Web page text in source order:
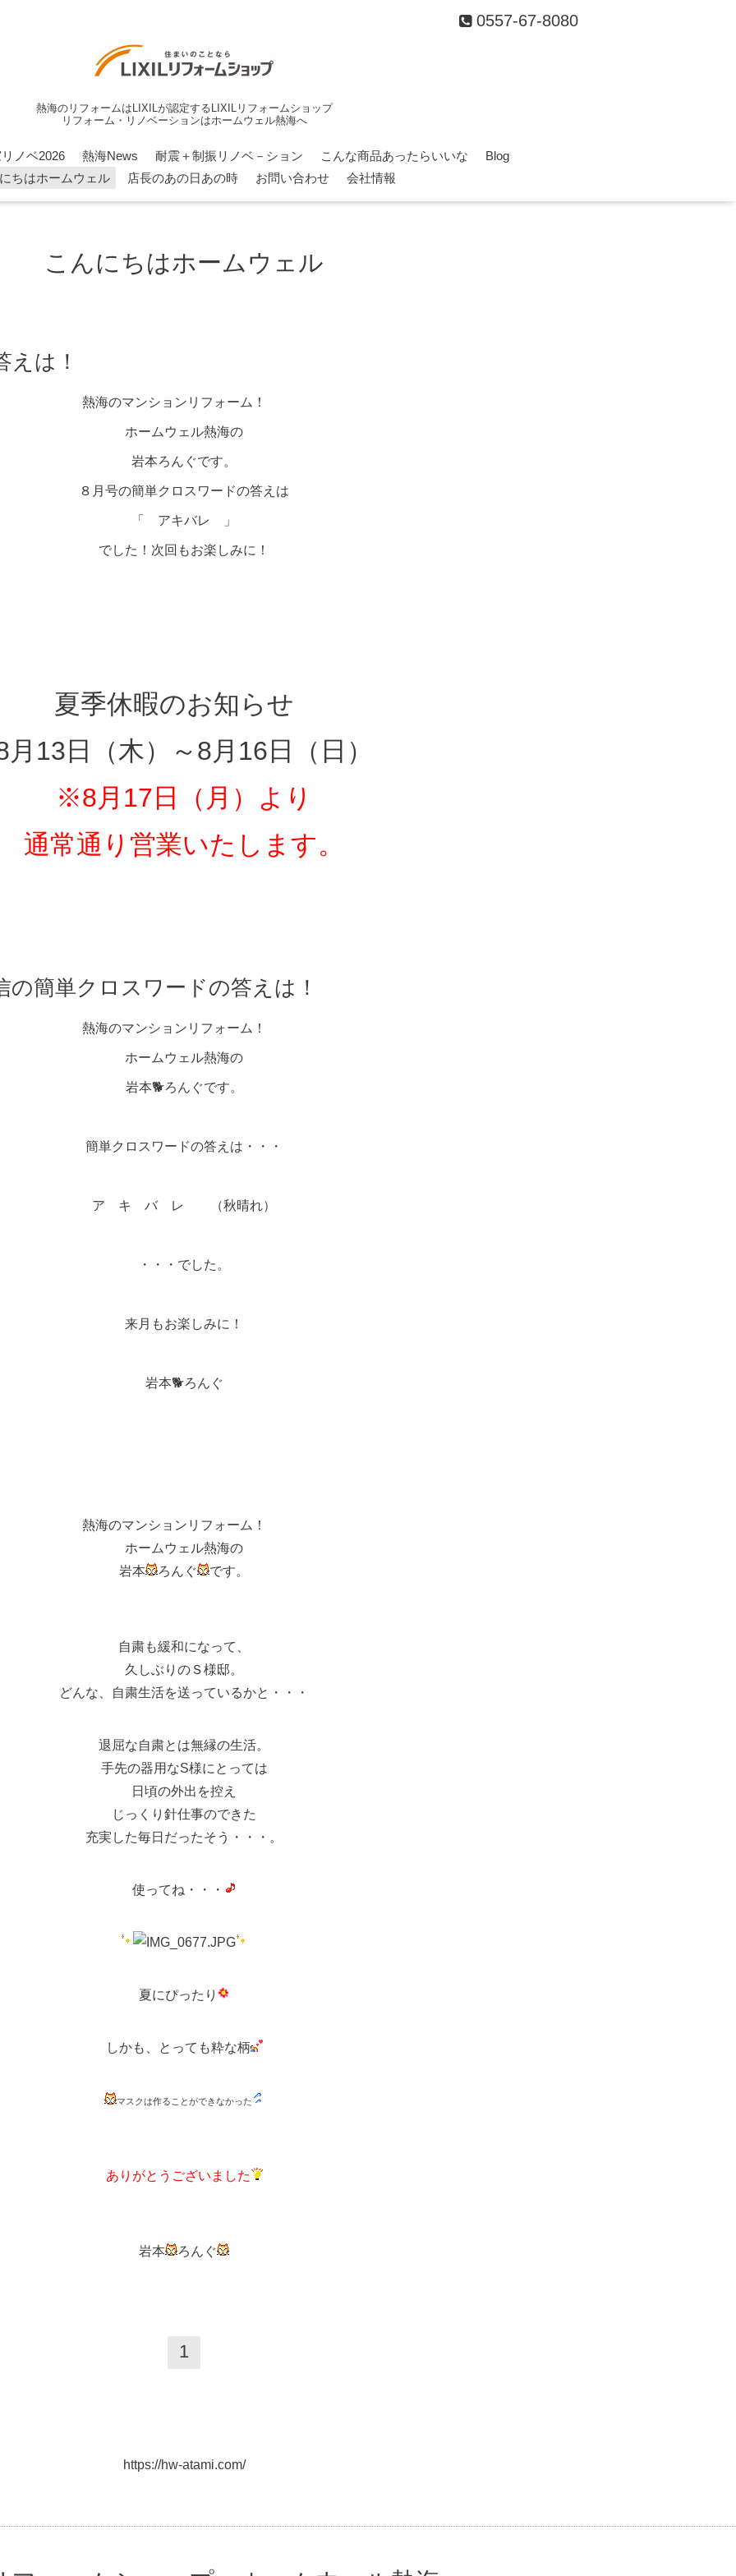
0557-67-8080
熱海のリフォームはLIXILが認定するLIXILリフォームショップ
リフォーム・リノベーションはホームウェル熱海へ
ノベ2026 熱海News 耐震＋制振リノベ－ション こんな商品あったらいいな
Blog
ちはホームウェル
店長のあの日あの時 お問い合わせ 会社情報
こんにちはホームウェル
は！
熱海のマンションリフォーム！
ホームウェル熱海の
岩本ろんぐです。
８月号の簡単クロスワードの答えは
「 アキバレ 」
でした！次回もお楽しみに！
夏季休暇のお知らせ
月13日（木）～8月16日（日）
※8月17日（月）より
通常通り営業いたします。
簡単クロスワードの答えは！
熱海のマンションリフォーム！
ホームウェル熱海の
岩本🐕ろんぐです。
簡単クロスワードの答えは・・・
ア キ バ レ （秋晴れ）
・・・でした。
来月もお楽しみに！
岩本🐕ろんぐ
熱海のマンションリフォーム！
ホームウェル熱海の
岩本
ろんぐ です。
自粛も緩和になって、
久しぶりのＳ様邸。
どんな、自粛生活を送っているかと・・・
退屈な自粛とは無縁の生活。
手先の器用なS様にとっては
日頃の外出を控え
じっくり針仕事のできた
充実した毎日だったそう・・・。
使ってね・・・
夏にぴったり
しかも、とっても粋な柄
マスクは作ることができなかった
ありがとうございました
岩本 ろんぐ
1
https://hw-atami.com/